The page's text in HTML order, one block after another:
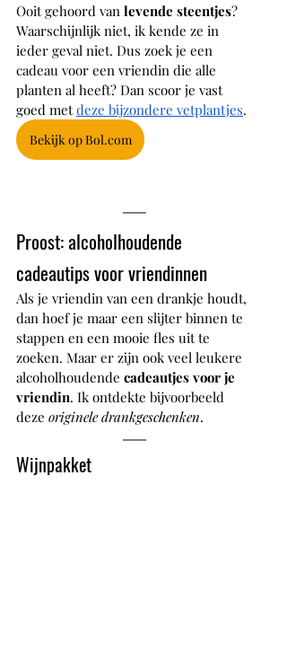
Ooit gehoord van levende steentjes?
Waarschijnlijk niet, ik kende ze in
ieder geval niet. Dus zoek je een
cadeau voor een vriendin die alle
planten al heeft? Dan scoor je vast
goed met deze bijzondere vetplantjes.
Bekijk op Bol.com
Proost: alcoholhoudende
cadeautips voor vriendinnen
Als je vriendin van een drankje houdt,
dan hoef je maar een slijter binnen te
stappen en een mooie fles uit te
zoeken. Maar er zijn ook veel leukere
alcoholhoudende cadeautjes voor je
vriendin. Ik ontdekte bijvoorbeeld
deze originele drankgeschenken.
Wijnpakket